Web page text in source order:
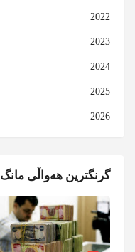
2022
2023
2024
2025
2026
گرنگترین هەواڵی مانگ